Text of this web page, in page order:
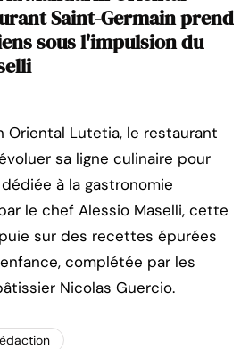
Saint-Germain prend
sous l'impulsion du
Oriental Lutetia, le restaurant
sa ligne culinaire pour
à la gastronomie
le chef Alessio Maselli, cette
sur des recettes épurées
complétée par les
Nicolas Guercio.